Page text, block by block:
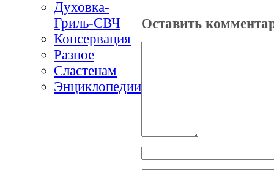
Духовка-
Гриль-СВЧ
Консервация
Разное
Сластенам
Энциклопедии
Оставить